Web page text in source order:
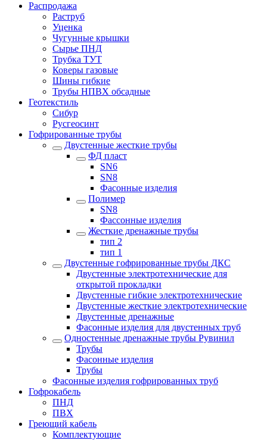
Распродажа
Раструб
Уценка
Чугунные крышки
Сырье ПНД
Трубка ТУТ
Коверы газовые
Шины гибкие
Трубы НПВХ обсадные
Геотекстиль
Сибур
Русгеосинт
Гофрированные трубы
Двустенные жесткие трубы
ФД пласт
SN6
SN8
Фасонные изделия
Полимер
SN8
Фассонные изделия
Жесткие дренажные трубы
тип 2
тип 1
Двустенные гофрированные трубы ДКС
Двустенные электротехнические для
открытой прокладки
Двустенные гибкие электротехнические
Двустенные жесткие электротехнические
Двустенные дренажные
Фасонные изделия для двустенных труб
Одностенные дренажные трубы Рувинил
Трубы
Фасонные изделия
Трубы
Фасонные изделия гофрированных труб
Гофрокабель
ПНД
ПВХ
Греющий кабель
Комплектующие